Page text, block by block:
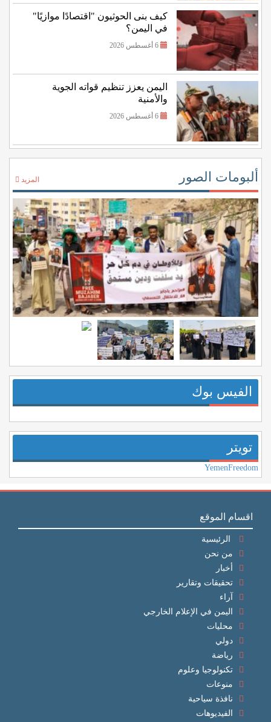
كيف بنى الحوثيون "اقتصادًا موازيًا"
في اليمن؟
6 أغسطس 2026
اليمن يعزز تنظيم قواته الجوية
والأمنية
6 أغسطس 2026
ألبومات الصور المزيد
الفيس بوك
تويتر
YemenFreedom
اقسام الموقع
الرئيسية
من نحن
أخبار
تحقيقات وتقارير
آراء
اليمن في الإعلام الخارجي
محليات
دولي
رياضة
تكنولوجيا وعلوم
منوعات
نافذة سياحية
الفيديوهات